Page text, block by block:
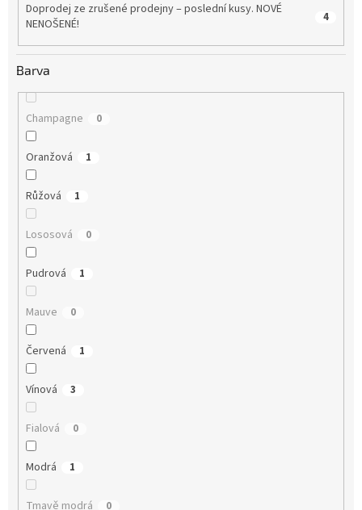
Doprodej ze zrušené prodejny – poslední kusy. NOVÉ
NENOŠENÉ!
4
Barva
Champagne 0
Oranžová 1
Růžová 1
Lososová 0
Pudrová 1
Mauve 0
Červená 1
Vínová 3
Fialová 0
Modrá 1
Tmavě modrá 0